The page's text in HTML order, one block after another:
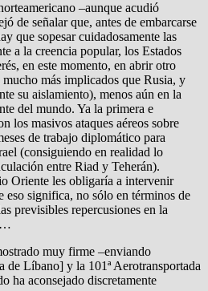
–aunque acudió
de señalar que, antes de embarcarse
que sopesar cuidadosamente las
a la creencia popular, los Estados
en este momento, en abrir otro
más implicados que Rusia, y
su aislamiento), menos aún en la
del mundo. Ya la primera e
los masivos ataques aéreos sobre
de trabajo diplomático para
(consiguiendo en realidad lo
entre Riad y Teherán).
Oriente les obligaría a intervenir
eso significa, no sólo en términos de
previsibles repercusiones en la
muy firme –enviando
de Líbano] y la 101ª Aerotransportada
ha aconsejado discretamente